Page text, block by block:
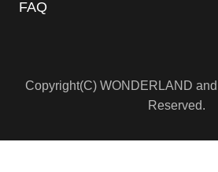
FAQ
Copyright(C) WONDERLAND
Reserved.